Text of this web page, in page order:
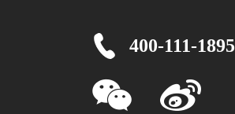
400-111-1895